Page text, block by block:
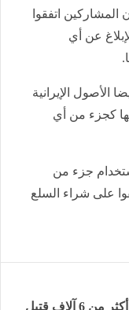
المشاركين اتفقوا
عن أي
الأصول الإيرانية
كجزء من أي
جزء من
واتفقوا على شراء السلع
ارتفاع حصيلة ضحايا زلزالي فنزويلا إلى أكثر من 6 آلاف قتيل